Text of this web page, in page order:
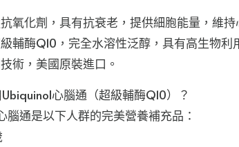
氧化劑，具有抗衰老，提供細胞能量，維
輔酶Q10，完全水溶性泛醇，具有高生物利
術，美國原裝進口。
心腦通（超級輔酶Q10）？
腦通是以下人群的完美營養補充品：